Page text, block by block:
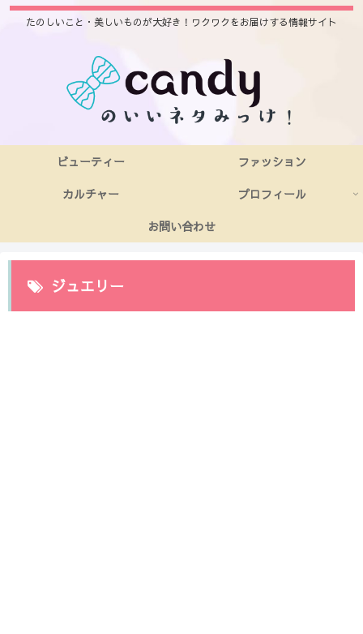
たのしいこと・美しいものが大好き！ワクワクをお届けする情報サイト
ビューティー
ファッション
カルチャー
プロフィール
お問い合わせ
ジュエリー